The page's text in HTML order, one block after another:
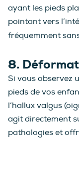
ayant les pieds
pointant vers
fréquemment
8.
Si vous observez
pieds de vos
l’hallux valgus
agit directement
pathologies et